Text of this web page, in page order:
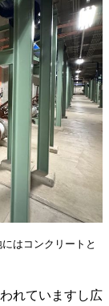
はコンクリートと
れていますし広